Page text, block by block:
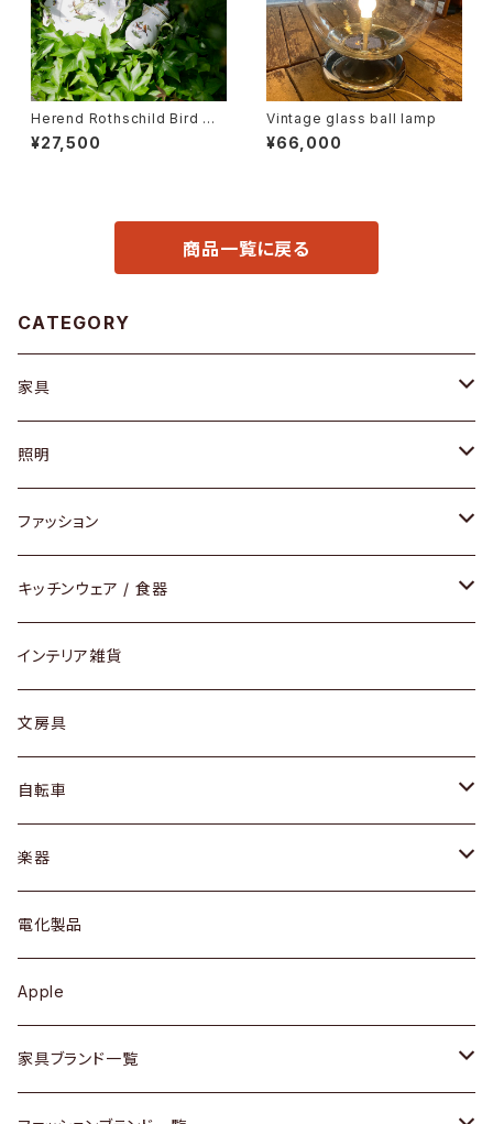
Herend Rothschild Bird ミ
ニティーポット
¥27,500
Vintage glass ball lamp
¥66,000
商品一覧に戻る
CATEGORY
家具
ソファ / ベンチ
チェア / スツール
ダイニングセット / ダイニングテーブル
ローテーブル / サイドテーブル
デスク / コンソール
ドレッサー
シェルフ
キュリオケース / 飾り棚
カップボード / 食器棚
チェスト
照明
ペンダントライト
テーブルランプ / デスクスタンド
フロアライト
ファッション
アクセサリー
リング
ピアス / イヤリング
財布
バッグ
アウター
トップス
ワンピース
ボトムス
靴
キッチンウェア / 食器
グラス / タンブラー
カップ / マグ
プレート / ボウル
カトラリー
ケトル / ティーポット
鍋 / フライパン
Vintage / ヴィンテージ
インテリア雑貨
文房具
自転車
dahon
楽器
ギター
ベース
その他楽器
電化製品
Apple
家具ブランド一覧